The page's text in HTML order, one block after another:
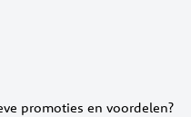
promoties en voordelen?